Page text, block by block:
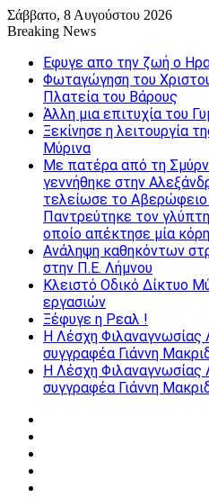
Σάββατο, 8 Αυγούστου 2026
Breaking News
Εφυγε απο την ζωή o
Φωταγώγηση του
Πλατεία του Βάρους
Άλλη μια επιτυχία του
Ξεκίνησε η λειτουργία
Μύρινα
Με πατέρα από τη
γεννήθηκε στην
τελείωσε το Αβερώφειο
Παντρεύτηκε τον
οποίο απέκτησε μία
Ανάληψη καθηκόντων
στην Π.Ε. Λήμνου
Κλειστό Οδικό Δίκτυο
εργασιών
Ξέφυγε η Ρεαλ !
Η Λέσχη Φιλαναγνωσίας
συγγραφέα Γιάννη
Η Λέσχη Φιλαναγνωσίας
συγγραφέα Γιάννη